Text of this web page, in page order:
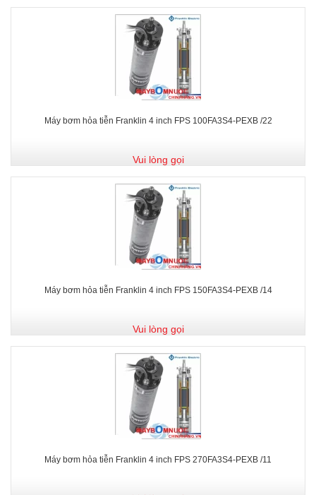
Máy bơm hỏa tiễn Franklin 4 inch FPS 100FA3S4-PEXB /22
Vui lòng gọi
Máy bơm hỏa tiễn Franklin 4 inch FPS 150FA3S4-PEXB /14
Vui lòng gọi
Máy bơm hỏa tiễn Franklin 4 inch FPS 270FA3S4-PEXB /11